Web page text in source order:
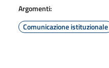
Argomenti:
Comunicazione istituzionale